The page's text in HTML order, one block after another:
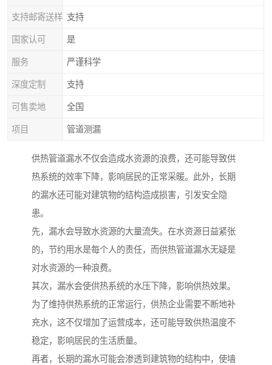
支持邮寄送样 支持
国家认可 是
服务 严谨科学
深度定制 支持
可售卖地 全国
项目 管道测漏
供热管道漏水不仅会造成水资源的浪费，还可能导致供
热系统的效率下降，影响居民的正常采暖。此外，长期
的漏水还可能对建筑物的结构造成损害，引发安全隐
患。
先，漏水会导致水资源的大量流失。在水资源日益紧张
的，节约用水是每个人的责任，而供热管道漏水无疑是
对水资源的一种浪费。
其次，漏水会使供热系统的水压下降，影响供热效果。
为了维持供热系统的正常运行，供热企业需要不断地补
充水，这不仅增加了运营成本，还可能导致供热温度不
稳定，影响居民的生活质量。
再者，长期的漏水可能会渗透到建筑物的结构中，使墙